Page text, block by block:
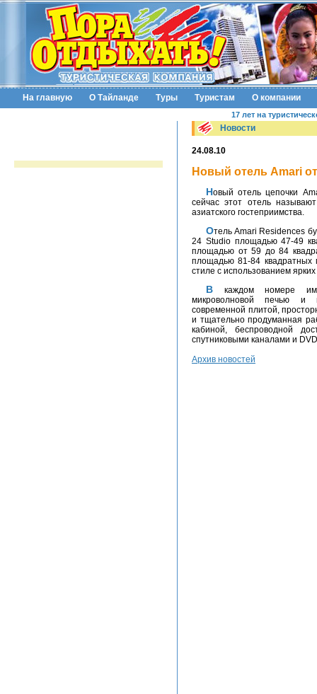
На главную О Тайланде Туры Туристам О компании
17 лет на
Новости
24.08.10
Новый отель Amari
Новый отель цепочки Amari откроется в Бангкоке в конце октября - уже
сейчас этот отель
азиатского гостеприимства.
Отель Amari Residences будет располагать 128 номерами, в числе которых -
24 Studio площадью 47-49
площадью от 59 до 84
площадью 81-84
стиле с использованием ярких
В каждом номере имеются полностью оборудованная кухня с
микроволновой печью и
современной плитой,
и тщательно продуманная
кабиной, беспроводной
спутниковыми каналами и
Архив новостей